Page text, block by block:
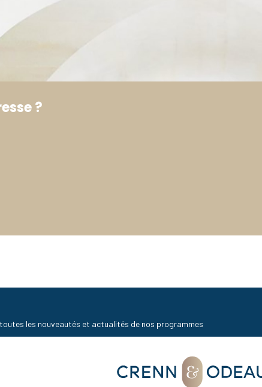
?
les nouveautés et actualités de nos programmes